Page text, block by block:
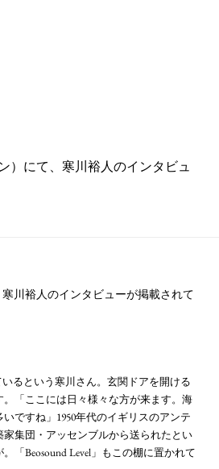
）にて、寒川裕人のインタビュ
川裕人のインタビューが掲載されて
るという寒川さん。玄関ドアを開ける
「ここには日々様々な方が来ます。海
ですね」1950年代のイギリスのアンテ
集団・アッセンブルから送られたとい
「Beosound Level」もこの棚に置かれて